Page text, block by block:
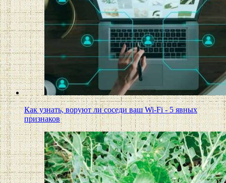
Как узнать, воруют ли соседи ваш Wi-Fi - 5 явных
признаков